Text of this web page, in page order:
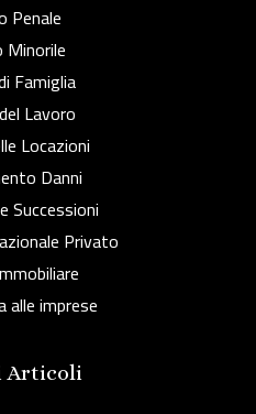
Penale
Famiglia
Lavoro
Locazioni
Danni
Successioni
Privato
imprese
Articoli